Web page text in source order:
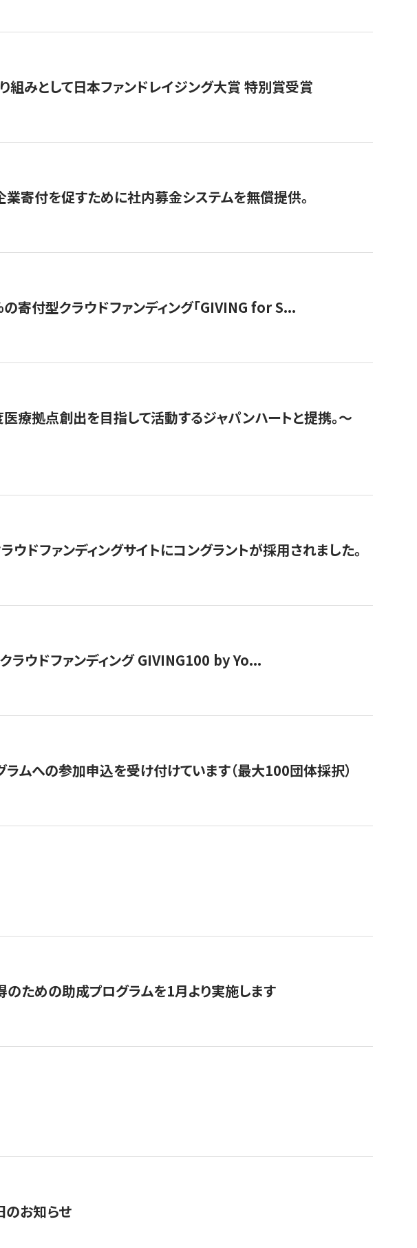
組みとして日本ファンドレイジング大賞 特別賞受賞
業寄付を促すために社内募金システムを無償提供。
寄付型クラウドファンディング「GIVING for S...
療拠点創出を目指して活動するジャパンハートと提携。〜
ドファンディングサイトにコングラントが採用されました。
ウドファンディング GIVING100 by Yo...
ムへの参加申込を受け付けています（最大100団体採択）
のための助成プログラムを1月より実施します
のお知らせ